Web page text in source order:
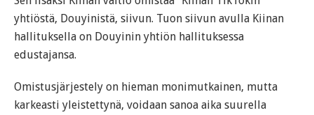
yhtiöstä, Douyinistä, siivun. Tuon siivun avulla Kiinan
hallituksella on Douyinin yhtiön hallituksessa
edustajansa.
Omistusjärjestely on hieman monimutkainen, mutta
karkeasti yleistettynä, voidaan sanoa aika suurella